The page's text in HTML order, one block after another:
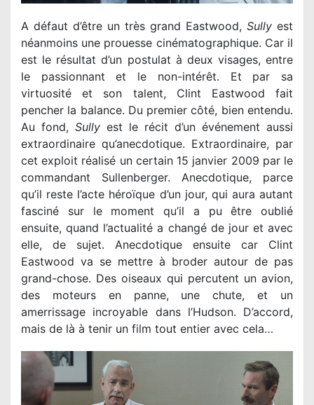
A défaut d’être un très grand Eastwood, Sully est
néanmoins une prouesse cinématographique. Car il
est le résultat d’un postulat à deux visages, entre
le passionnant et le non-intérêt. Et par sa
virtuosité et son talent, Clint Eastwood fait
pencher la balance. Du premier côté, bien entendu.
Au fond, Sully est le récit d’un événement aussi
extraordinaire qu’anecdotique. Extraordinaire, par
cet exploit réalisé un certain 15 janvier 2009 par le
commandant Sullenberger. Anecdotique, parce
qu’il reste l’acte héroïque d’un jour, qui aura autant
fasciné sur le moment qu’il a pu être oublié
ensuite, quand l’actualité a changé de jour et avec
elle, de sujet. Anecdotique ensuite car Clint
Eastwood va se mettre à broder autour de pas
grand-chose. Des oiseaux qui percutent un avion,
des moteurs en panne, une chute, et un
amerrissage incroyable dans l’Hudson. D’accord,
mais de là à tenir un film tout entier avec cela…